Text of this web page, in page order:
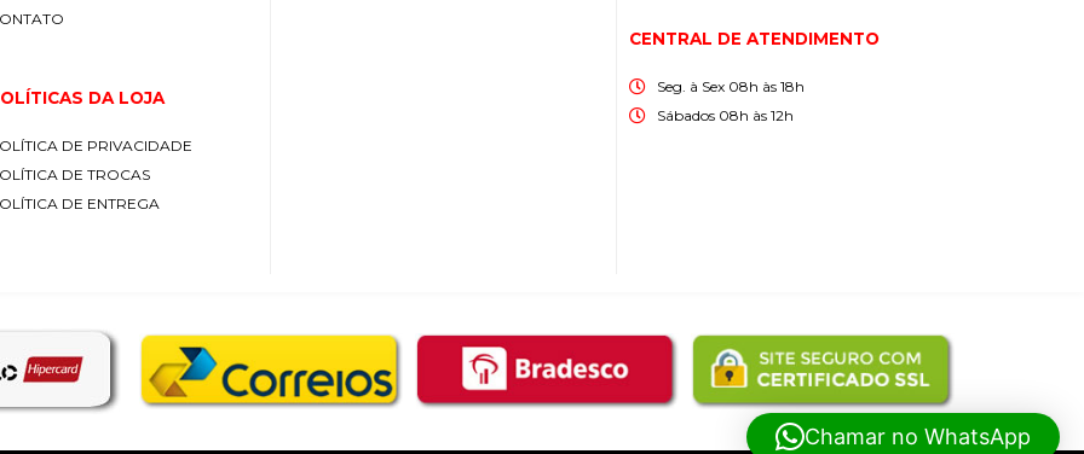
DA LOJA
DE PRIVACIDADE
DE TROCAS
DE ENTREGA
CENTRAL DE ATENDIMENTO
Seg. à Sex 08h às 18h
Sábados 08h às 12h
Chamar no WhatsApp